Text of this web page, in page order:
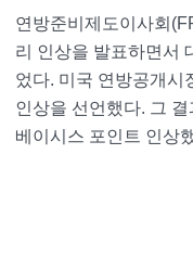
연방준비제도이사회
리 인상을 발표하면서
었다. 미국 연방공개시
인상을 선언했다. 그
베이시스 포인트 인상